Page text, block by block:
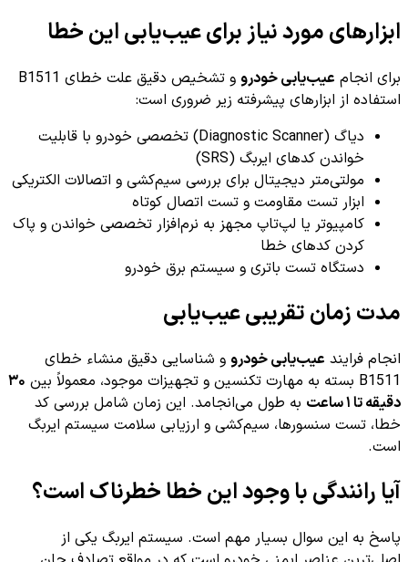
ابزارهای مورد نیاز برای عیب‌یابی این خطا
برای انجام عیب‌یابی خودرو
و تشخیص دقیق علت خطای B1511
استفاده از ابزارهای پیشرفته زیر ضروری است:
دیاگ (Diagnostic Scanner) تخصصی خودرو با قابلیت
خواندن کدهای ایربگ (SRS)
مولتی‌متر دیجیتال برای بررسی سیم‌کشی و اتصالات الکتریکی
ابزار تست مقاومت و تست اتصال کوتاه
کامپیوتر یا لپ‌تاپ مجهز به نرم‌افزار تخصصی خواندن و پاک
کردن کدهای خطا
دستگاه تست باتری و سیستم برق خودرو
مدت زمان تقریبی عیب‌یابی
انجام فرایند عیب‌یابی خودرو و شناسایی دقیق منشاء خطای
B1511 بسته به مهارت تکنسین و تجهیزات موجود، معمولاً بین
۳۰
دقیقه تا ۱ ساعت
به طول می‌انجامد. این زمان شامل بررسی کد
خطا، تست سنسورها، سیم‌کشی و ارزیابی سلامت سیستم ایربگ
است.
آیا رانندگی با وجود این خطا خطرناک است؟
پاسخ به این سوال بسیار مهم است. سیستم ایربگ یکی از